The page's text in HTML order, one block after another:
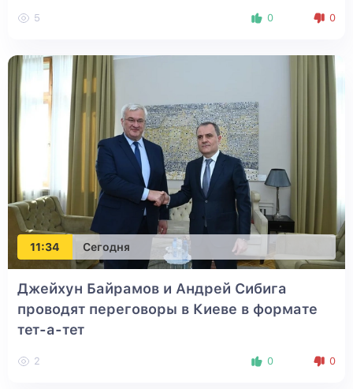
5 0 0
11:34 Сегодня
Джейхун Байрамов и Андрей Сибига
проводят переговоры в Киеве в формате
тет-а-тет
2 0 0